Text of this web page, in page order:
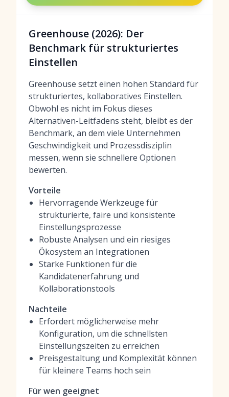
Greenhouse (2026): Der
Benchmark für strukturiertes
Einstellen
Greenhouse setzt einen hohen Standard für
strukturiertes, kollaboratives Einstellen.
Obwohl es nicht im Fokus dieses
Alternativen-Leitfadens steht, bleibt es der
Benchmark, an dem viele Unternehmen
Geschwindigkeit und Prozessdisziplin
messen, wenn sie schnellere Optionen
bewerten.
Vorteile
Hervorragende Werkzeuge für
strukturierte, faire und konsistente
Einstellungsprozesse
Robuste Analysen und ein riesiges
Ökosystem an Integrationen
Starke Funktionen für die
Kandidatenerfahrung und
Kollaborationstools
Nachteile
Erfordert möglicherweise mehr
Konfiguration, um die schnellsten
Einstellungszeiten zu erreichen
Preisgestaltung und Komplexität können
für kleinere Teams hoch sein
Für wen geeignet